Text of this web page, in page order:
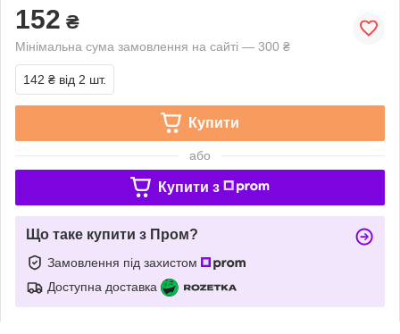
152 ₴
Мінімальна сума замовлення на сайті — 300 ₴
142 ₴ від 2 шт.
Купити
або
Купити з
Що таке купити з Пром?
Замовлення під захистом
Доступна доставка